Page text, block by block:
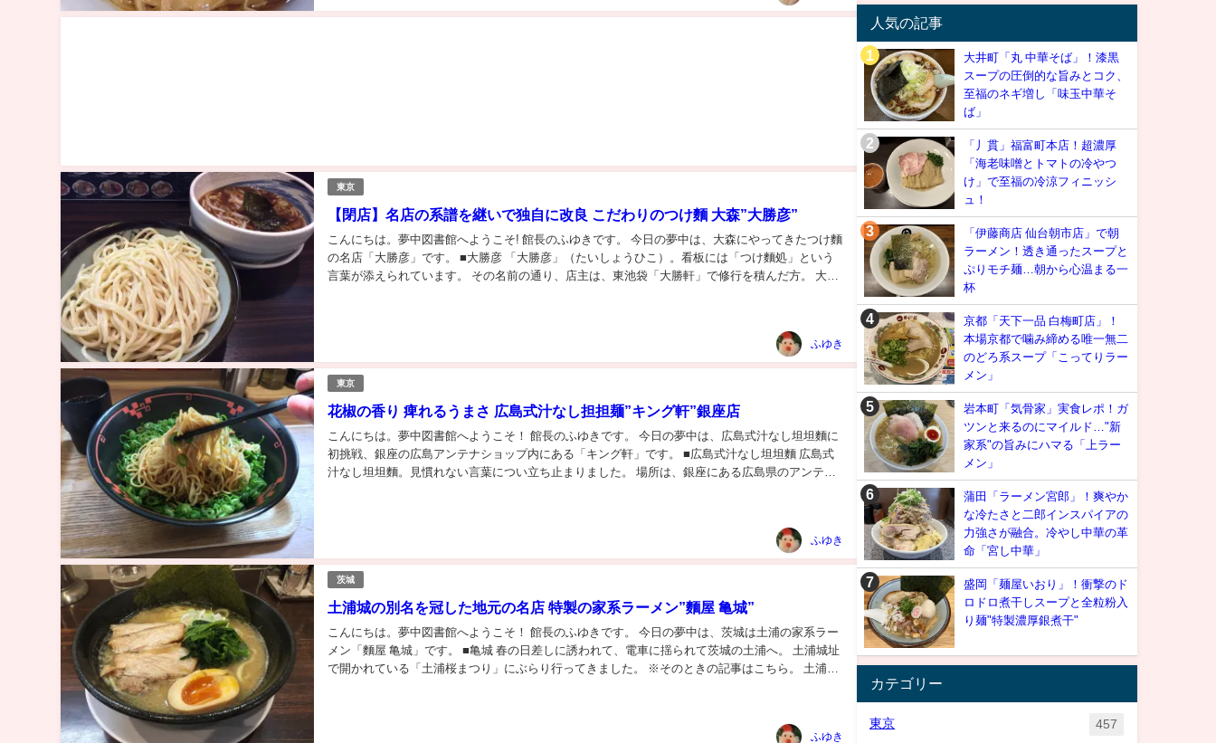
東京
【閉店】名店の系譜を継いで独自に改良 こだわりのつけ麵 大森”大勝彦”
こんにちは。夢中図書館へようこそ! 館長のふゆきです。 今日の夢中は、大森にやってきたつけ麵
の名店「大勝彦」です。 ■大勝彦 「大勝彦」（たいしょうひこ）。看板には「つけ麵処」という
言葉が添えられています。 その名前の通り、店主は、東池袋「大勝軒」で修行を積んだ方。 大勝
ふゆき
東京
花椒の香り 痺れるうまさ 広島式汁なし担担麺”キング軒”銀座店
こんにちは。夢中図書館へようこそ！ 館長のふゆきです。 今日の夢中は、広島式汁なし坦坦麵に
初挑戦、銀座の広島アンテナショップ内にある「キング軒」です。 ■広島式汁なし坦坦麵 広島式
汁なし坦坦麵。見慣れない言葉につい立ち止まりました。 場所は、銀座にある広島県のアンテナ
ふゆき
茨城
土浦城の別名を冠した地元の名店 特製の家系ラーメン”麵屋 亀城”
こんにちは。夢中図書館へようこそ！ 館長のふゆきです。 今日の夢中は、茨城は土浦の家系ラー
メン「麵屋 亀城」です。 ■亀城 春の日差しに誘われて、電車に揺られて茨城の土浦へ。 土浦城址
で開かれている「土浦桜まつり」にぶらり行ってきました。 ※そのときの記事はこちら。 土浦城
ふゆき
人気の記事
大井町「丸 中華そば」！漆黒
スープの圧倒的な旨みとコク、
至福のネギ増し「味玉中華そ
ば」
「丿貫」福富町本店！超濃厚
「海老味噌とトマトの冷やつ
け」で至福の冷涼フィニッシ
ュ！
「伊藤商店 仙台朝市店」で朝
ラーメン！透き通ったスープと
ぷりモチ麺…朝から心温まる一
杯
京都「天下一品 白梅町店」！
本場京都で噛み締める唯一無二
のどろ系スープ「こってりラー
メン」
岩本町「気骨家」実食レポ！ガ
ツンと来るのにマイルド…"新
家系"の旨みにハマる「上ラー
メン」
蒲田「ラーメン宮郎」！爽やか
な冷たさと二郎インスパイアの
力強さが融合。冷やし中華の革
命「宮し中華」
盛岡「麺屋いおり」！衝撃のド
ロドロ煮干しスープと全粒粉入
り麺"特製濃厚銀煮干"
カテゴリー
東京 457